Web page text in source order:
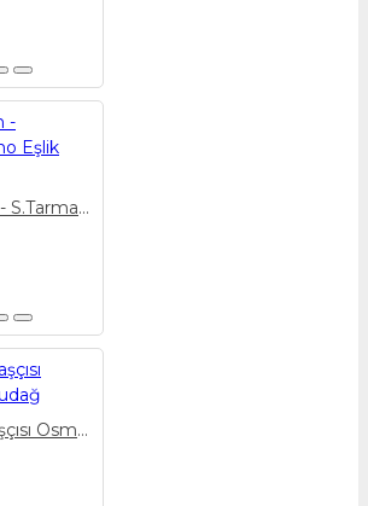
Bir Fırsat Verin - S.Tarman - Piyano Eşlik Partisi
Bir Kültür Savaşçısı Osman Şevki Uludağ